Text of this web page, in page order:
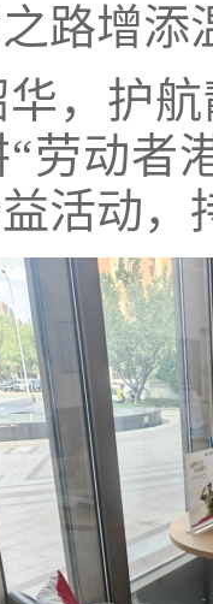
路增添
护航
劳动者
活动